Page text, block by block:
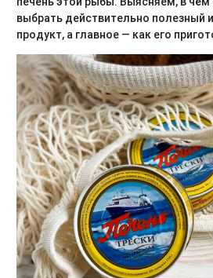
выбрать действительно полезный
продукт, а главное — как его